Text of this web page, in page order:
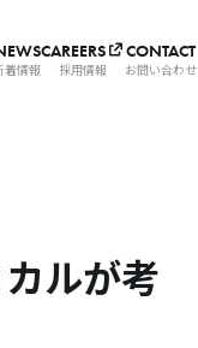
着情報
CAREERS
採用情報
CONTACT
お問い合わせ
ルが考